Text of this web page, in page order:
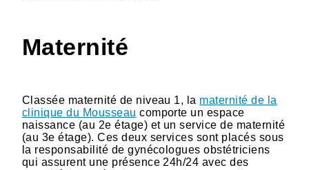
Maternité
Classée maternité de niveau 1, la maternité de la
clinique du Mousseau comporte un espace
naissance (au 2e étage) et un service de maternité
(au 3e étage). Ces deux services sont placés sous
la responsabilité de gynécologues obstétriciens
qui assurent une présence 24h/24 avec des